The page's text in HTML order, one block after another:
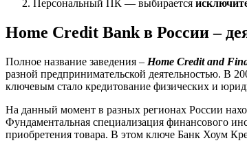
Персональный ПК — выбирается
Home Credit Bank в России –
Полное название заведения – Home Credit and
разной предпринимательской деятельностью. В
ключевым стало кредитование физических и
На данный момент в разных регионах России
Фундаментальная специализация финансового
приобретения товара. В этом ключе Банк Хоум